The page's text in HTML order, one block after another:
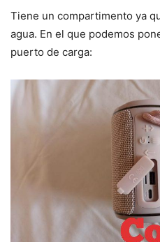
Tiene un compartimento ya
agua. En el que podemos
puerto de carga: